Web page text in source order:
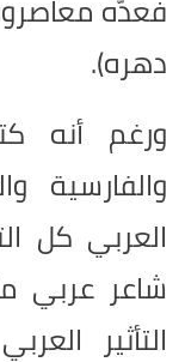
فعدّه
دهره).
ورغم أنه
والفارسية
العربي كل
شاعر عربي
التأثير